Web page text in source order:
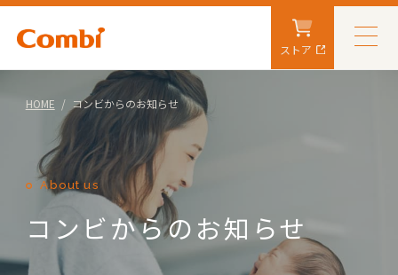
ストア
HOME コンビからのお知らせ
About us
コンビからのお知らせ